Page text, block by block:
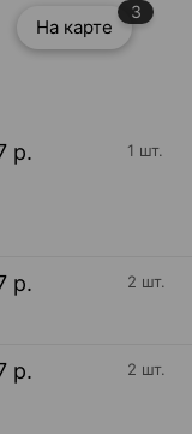
На карте
3
р. 1 шт.
р. 2 шт.
р. 2 шт.